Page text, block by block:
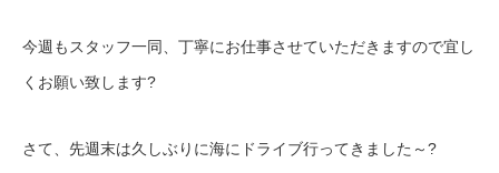
今週もスタッフ一同、丁寧にお仕事させていただきますので宜し
くお願い致します?
さて、先週末は久しぶりに海にドライブ行ってきました～?